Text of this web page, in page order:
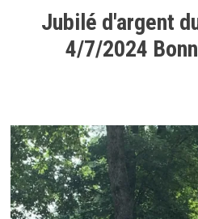
Jubilé d'argent
4/7/2024